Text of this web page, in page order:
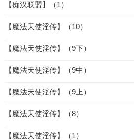
【痴汉联盟】（1）
【魔法天使淫传】（10）
【魔法天使淫传】（9下）
【魔法天使淫传】（9中）
【魔法天使淫传】（9上）
【魔法天使淫传】（8）
【魔法天使淫传】（1）